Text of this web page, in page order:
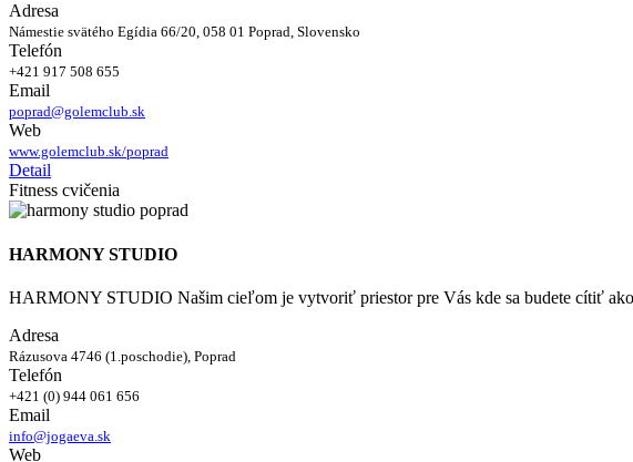
Adresa
Námestie svätého Egídia 66/20, 058 01 Poprad, Slovensko
Telefón
+421 917 508 655
Email
poprad@golemclub.sk
Web
www.golemclub.sk/poprad
Detail
Fitness cvičenia
HARMONY STUDIO
HARMONY STUDIO Našim cieľom je vytvoriť priestor pre Vás kde sa budete cítiť
Adresa
Rázusova 4746 (1.poschodie), Poprad
Telefón
+421 (0) 944 061 656
Email
info@jogaeva.sk
Web